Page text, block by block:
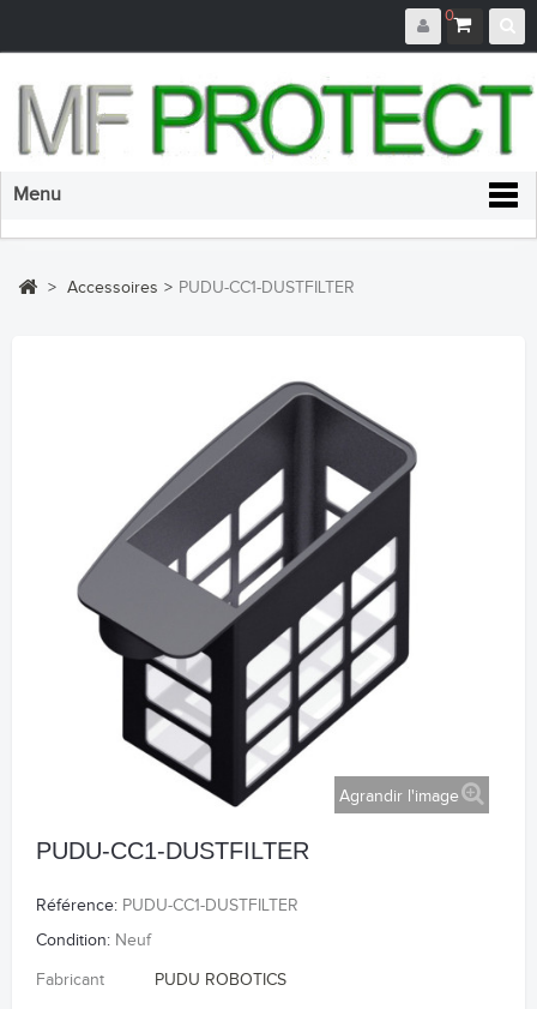
0
Menu
> Accessoires > PUDU-CC1-DUSTFILTER
Agrandir l'image
PUDU-CC1-DUSTFILTER
Référence: PUDU-CC1-DUSTFILTER
Condition: Neuf
Fabricant PUDU ROBOTICS